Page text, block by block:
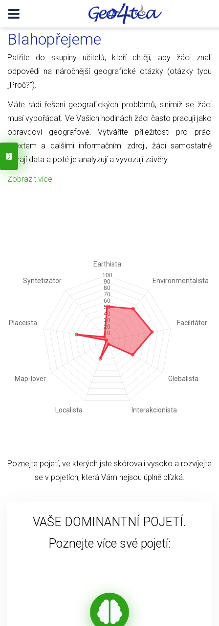
Blahopřejeme
Patříte do skupiny učitelů, kteří chtějí, aby žáci znali
odpovědi na náročnější geografické otázky (otázky typu
„Proč?“).
Máte rádi řešení geografických problémů, s nimiž se žáci
musí vypořádat. Ve Vašich hodinách žáci často pracují jako
opravdoví geografové. Vytváříte příležitosti pro práci
s textem a dalšími informačními zdroji, žáci samostatně
sbírají data a poté je analyzují a vyvozují závěry.
Zobrazit více
Poznejte pojetí, ve kterých jste skórovali vysoko a rozvíjejte
se v pojetích, která Vám nejsou úplně blízká.
VAŠE DOMINANTNÍ POJETÍ.
Poznejte více své pojetí: